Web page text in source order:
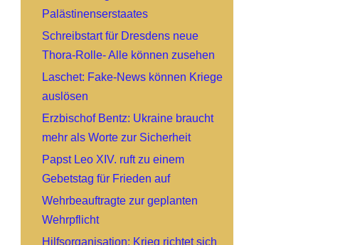
Palästinenserstaates
Schreibstart für Dresdens neue
Thora-Rolle- Alle können zusehen
Laschet: Fake-News können Kriege
auslösen
Erzbischof Bentz: Ukraine braucht
mehr als Worte zur Sicherheit
Papst Leo XIV. ruft zu einem
Gebetstag für Frieden auf
Wehrbeauftragte zur geplanten
Wehrpflicht
Hilfsorganisation: Krieg richtet sich